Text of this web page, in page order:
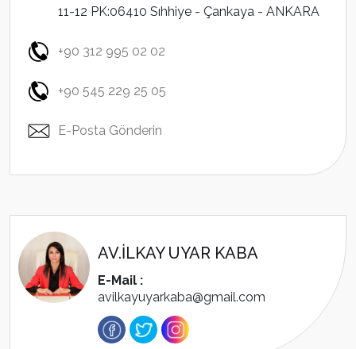
11-12 PK:06410 Sıhhiye - Çankaya - ANKARA
+90 312 995 02 02
+90 545 229 25 05
E-Posta Gönderin
AV.İLKAY UYAR KABA
E-Mail :
avilkayuyarkaba@gmail.com